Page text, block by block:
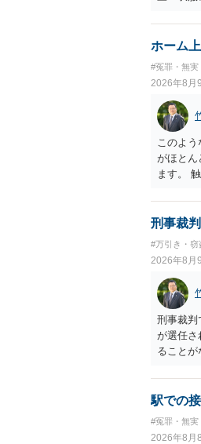
又は刺激
ホーム
#冤罪・無実
2026年8月
このよ
がほとん
ます。
すること
すが，そ
性が特
ら，相
動き，
は，わか
あれば，
わけで
当たっ
ので，
矛盾しな
います
す。 と
てくださ
刑事裁
#万引き・窃
2026年8月
刑事裁判
が選任さ
ること
するわけ
るのであ
能力に
駅での
#冤罪・無実
2026年8月